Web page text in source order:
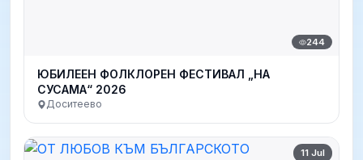
244
ЮБИЛЕЕН ФОЛКЛОРЕН ФЕСТИВАЛ „НА
СУСАМА“ 2026
Доситеево
11 Jul